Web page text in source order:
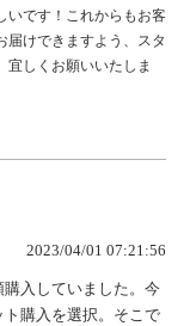
いです！これからもお客
届けできますよう、スタ
宜しくお願いいたしま
2023/04/01 07:21:56
入していました。今
購入を選択。そこで